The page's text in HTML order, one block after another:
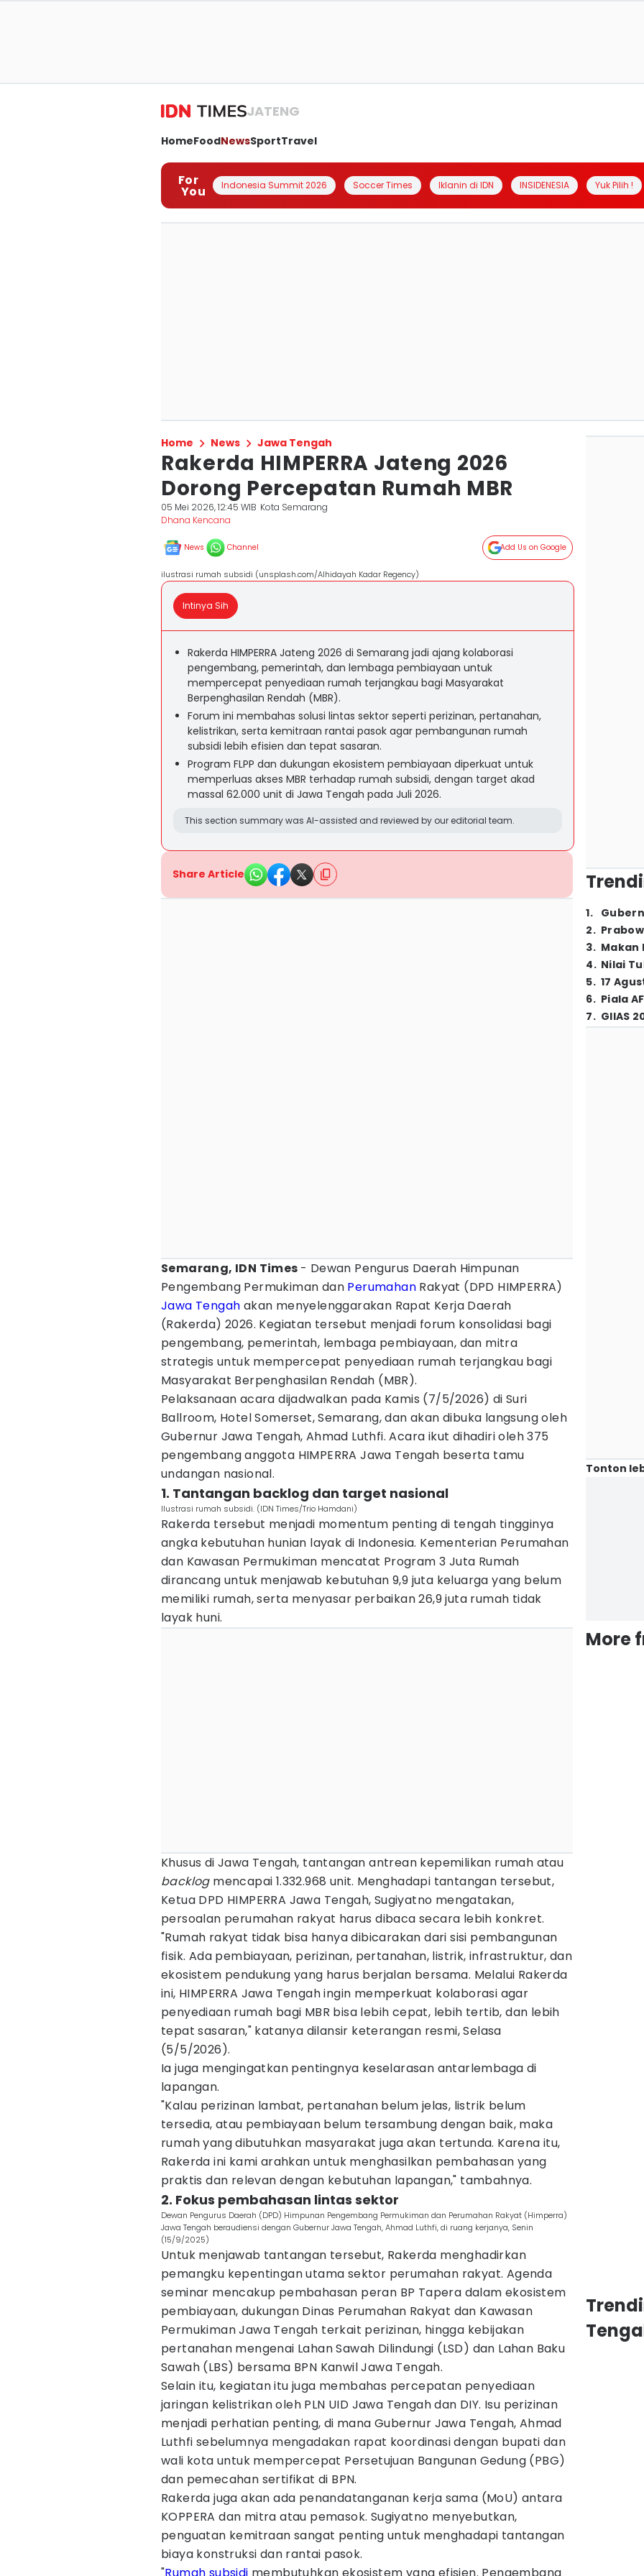
JATENG
HomeFoodNewsSportTravel
For
You Indonesia Summit 2026 Soccer Times Iklanin di IDN INSIDENESIA Yuk Pilih !
Home News Jawa Tengah
Rakerda HIMPERRA Jateng 2026
Dorong Percepatan Rumah MBR
05 Mei 2026, 12:45 WIB Kota Semarang
Dhana Kencana
News Channel Add Us on Google
ilustrasi rumah subsidi (unsplash.com/Alhidayah Kadar Regency)
Intinya Sih
Rakerda HIMPERRA Jateng 2026 di Semarang jadi ajang kolaborasi
pengembang, pemerintah, dan lembaga pembiayaan untuk
mempercepat penyediaan rumah terjangkau bagi Masyarakat
Berpenghasilan Rendah (MBR).
Forum ini membahas solusi lintas sektor seperti perizinan, pertanahan,
kelistrikan, serta kemitraan rantai pasok agar pembangunan rumah
subsidi lebih efisien dan tepat sasaran.
Program FLPP dan dukungan ekosistem pembiayaan diperkuat untuk
memperluas akses MBR terhadap rumah subsidi, dengan target akad
massal 62.000 unit di Jawa Tengah pada Juli 2026.
This section summary was AI-assisted and reviewed by our editorial team.
Share Article
Semarang, IDN Times - Dewan Pengurus Daerah Himpunan
Pengembang Permukiman dan Perumahan Rakyat (DPD HIMPERRA)
Jawa Tengah akan menyelenggarakan Rapat Kerja Daerah
(Rakerda) 2026. Kegiatan tersebut menjadi forum konsolidasi bagi
pengembang, pemerintah, lembaga pembiayaan, dan mitra
strategis untuk mempercepat penyediaan rumah terjangkau bagi
Masyarakat Berpenghasilan Rendah (MBR).
Pelaksanaan acara dijadwalkan pada Kamis (7/5/2026) di Suri
Ballroom, Hotel Somerset, Semarang, dan akan dibuka langsung oleh
Gubernur Jawa Tengah, Ahmad Luthfi. Acara ikut dihadiri oleh 375
pengembang anggota HIMPERRA Jawa Tengah beserta tamu
undangan nasional.
1. Tantangan backlog dan target nasional
Ilustrasi rumah subsidi. (IDN Times/Trio Hamdani)
Rakerda tersebut menjadi momentum penting di tengah tingginya
angka kebutuhan hunian layak di Indonesia. Kementerian Perumahan
dan Kawasan Permukiman mencatat Program 3 Juta Rumah
dirancang untuk menjawab kebutuhan 9,9 juta keluarga yang belum
memiliki rumah, serta menyasar perbaikan 26,9 juta rumah tidak
layak huni.
Khusus di Jawa Tengah, tantangan antrean kepemilikan rumah atau
backlogmencapai 1.332.968 unit. Menghadapi tantangan tersebut,
Ketua DPD HIMPERRA Jawa Tengah, Sugiyatno mengatakan,
persoalan perumahan rakyat harus dibaca secara lebih konkret.
"Rumah rakyat tidak bisa hanya dibicarakan dari sisi pembangunan
fisik. Ada pembiayaan, perizinan, pertanahan, listrik, infrastruktur, dan
ekosistem pendukung yang harus berjalan bersama. Melalui Rakerda
ini, HIMPERRA Jawa Tengah ingin memperkuat kolaborasi agar
penyediaan rumah bagi MBR bisa lebih cepat, lebih tertib, dan lebih
tepat sasaran," katanya dilansir keterangan resmi, Selasa
(5/5/2026).
Ia juga mengingatkan pentingnya keselarasan antarlembaga di
lapangan.
"Kalau perizinan lambat, pertanahan belum jelas, listrik belum
tersedia, atau pembiayaan belum tersambung dengan baik, maka
rumah yang dibutuhkan masyarakat juga akan tertunda. Karena itu,
Rakerda ini kami arahkan untuk menghasilkan pembahasan yang
praktis dan relevan dengan kebutuhan lapangan," tambahnya.
2. Fokus pembahasan lintas sektor
Dewan Pengurus Daerah (DPD) Himpunan Pengembang Permukiman dan Perumahan Rakyat (Himperra)
Jawa Tengah beraudiensi dengan Gubernur Jawa Tengah, Ahmad Luthfi, di ruang kerjanya, Senin
(15/9/2025)
Untuk menjawab tantangan tersebut, Rakerda menghadirkan
pemangku kepentingan utama sektor perumahan rakyat. Agenda
seminar mencakup pembahasan peran BP Tapera dalam ekosistem
pembiayaan, dukungan Dinas Perumahan Rakyat dan Kawasan
Permukiman Jawa Tengah terkait perizinan, hingga kebijakan
pertanahan mengenai Lahan Sawah Dilindungi (LSD) dan Lahan Baku
Sawah (LBS) bersama BPN Kanwil Jawa Tengah.
Selain itu, kegiatan itu juga membahas percepatan penyediaan
jaringan kelistrikan oleh PLN UID Jawa Tengah dan DIY. Isu perizinan
menjadi perhatian penting, di mana Gubernur Jawa Tengah, Ahmad
Luthfi sebelumnya mengadakan rapat koordinasi dengan bupati dan
wali kota untuk mempercepat Persetujuan Bangunan Gedung (PBG)
dan pemecahan sertifikat di BPN.
Rakerda juga akan ada penandatanganan kerja sama (MoU) antara
KOPPERA dan mitra atau pemasok. Sugiyatno menyebutkan,
penguatan kemitraan sangat penting untuk menghadapi tantangan
biaya konstruksi dan rantai pasok.
1.
2.
3. Makan
4. Nilai
5. 17
6. Piala
7. GIIAS
Tonton
More